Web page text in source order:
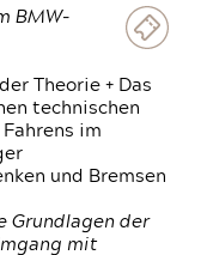
BMW-
Theorie + Das
technischen
im
und Bremsen
Grundlagen der
mit